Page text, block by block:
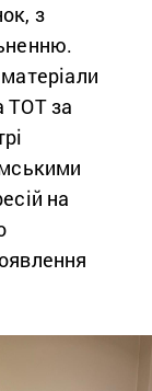
з
ТОТ за
на